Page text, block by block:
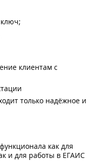
клиентам с
только надёжное и
как для
и для работы в ЕГАИС